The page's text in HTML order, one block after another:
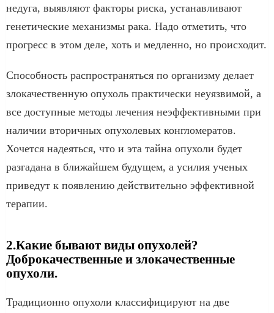
недуга, выявляют факторы риска, устанавливают
генетические механизмы рака. Надо отметить, что
прогресс в этом деле, хоть и медленно, но происходит.
Способность распространяться по организму делает
злокачественную опухоль практически неуязвимой, а
все доступные методы лечения неэффективными при
наличии вторичных опухолевых конгломератов.
Хочется надеяться, что и эта тайна опухоли будет
разгадана в ближайшем будущем, а усилия ученых
приведут к появлению действительно эффективной
терапии.
2.Какие бывают виды опухолей?
Доброкачественные и злокачественные
опухоли.
Традиционно опухоли классифицируют на две